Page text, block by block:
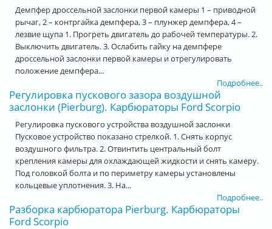
Демпфер дроссельной заслонки первой камеры 1 – приводной
рычаг, 2 – контргайка демпфера, 3 – плунжер демпфера, 4 –
лезвие щупа 1. Прогреть двигатель до рабочей температуры. 2.
Выключить двигатель. 3. Ослабить гайку на демпфере
дроссельной заслонки первой камеры и отрегулировать
положение демпфера...
Подробнее..
Регулировка пускового зазора воздушной
заслонки (Pierburg). Карбюраторы Ford Scorpio
Регулировка пускового устройства воздушной заслонки
Пусковое устройство показано стрелкой. 1. Снять корпус
воздушного фильтра. 2. Отвинтить центральный болт
крепления камеры для охлаждающей жидкости и снять камеру.
Под головкой болта и по периметру камеры установлены
кольцевые уплотнения. 3. На...
Подробнее..
Разборка карбюратора Pierburg. Карбюраторы
Ford Scorpio